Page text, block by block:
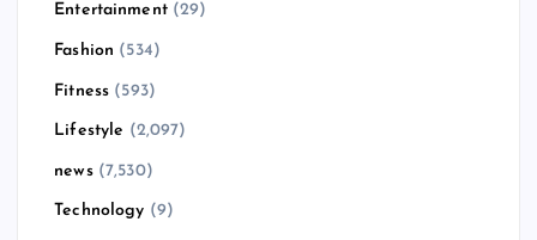
Entertainment(29)
Fashion (534)
Fitness (593)
Lifestyle (2,097)
news(7,530)
Technology (9)